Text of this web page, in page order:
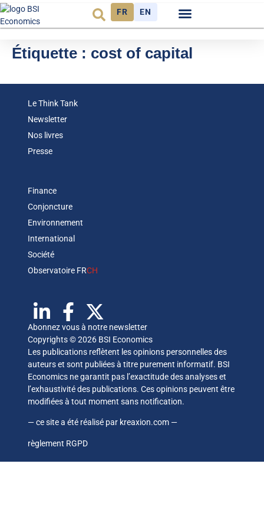
FR EN
Étiquette : cost of capital
Le Think Tank
Newsletter
Nos livres
Presse
Finance
Conjoncture
Environnement
International
Société
Observatoire FRCH
Abonnez vous à notre newsletter
Copyrights © 2026 BSI Economics
Les publications reflètent les opinions personnelles des
auteurs et sont publiées à titre purement informatif. BSI
Economics ne garantit pas l’exactitude des analyses et
l’exhaustivité des publications. Ces opinions peuvent être
modifiées à tout moment sans notification.
— ce site a été réalisé par kreaxion.com —
règlement RGPD